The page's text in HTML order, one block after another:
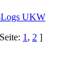
UKW
1 , 2 ]